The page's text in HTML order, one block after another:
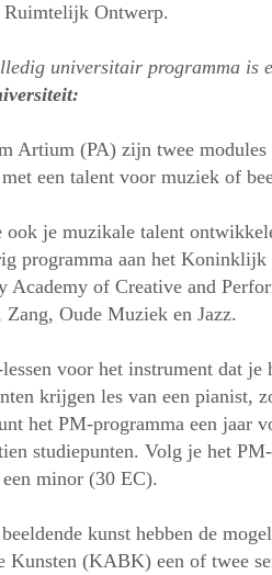
Ontwerp.
universitair programma is
Artium (PA) zijn twee
een talent voor muziek of
ook je muzikale talent
programma aan het
of Creative and
Oude Muziek en Jazz.
voor het instrument dat je
krijgen les van een pianist,
het PM-programma een jaar
studiepunten. Volg je het
minor (30 EC).
kunst hebben de
(KABK) een of twee